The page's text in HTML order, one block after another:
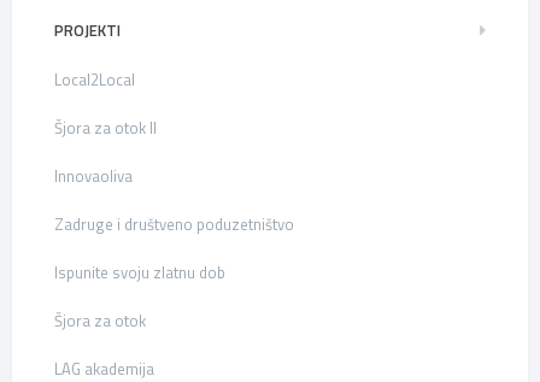
PROJEKTI
Local2Local
Šjora za otok II
Innovaoliva
Zadruge i društveno poduzetništvo
Ispunite svoju zlatnu dob
Šjora za otok
LAG akademija